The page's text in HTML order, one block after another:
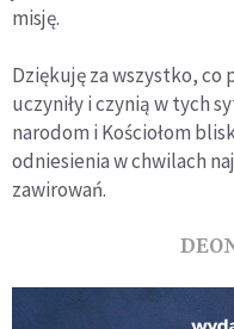
misję.
Dziękuję za wszystko,
uczyniły i czynią w tych
narodom i Kościołom
odniesienia w chwilach
zawirowań.